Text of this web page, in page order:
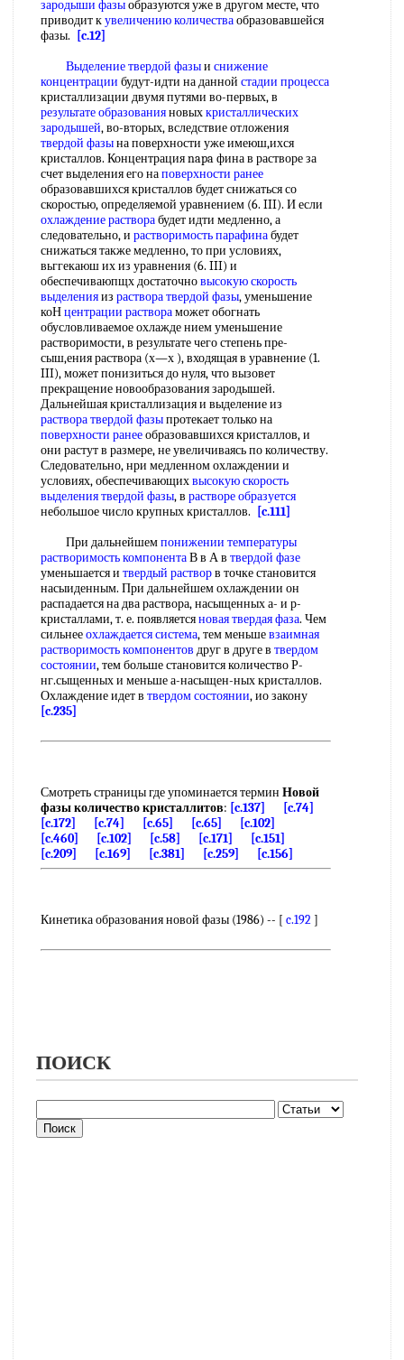
зародыши фазыобразуются уже в другом месте, что
приводит кувеличению количестваобразовавшейся
фазы.
[c.12]
Выделение твердой фазыи снижение
концентрации будут-идти на данной стадии процесса
кристаллизации двумя путями во-первых, в
результате образованияновыхкристаллических
зародышей, во-вторых, вследствие отложения
твердой фазына поверхности уже имеюш,ихся
кристаллов. Концентрация napa фина в растворе за
счет выделения его наповерхности ранее
образовавшихся кристаллов будет снижаться со
скоростью, определяемой уравнением (6. III). И если
охлаждение растворабудет идти медленно, а
следовательно, и растворимость парафинабудет
снижаться также медленно, то при условиях,
вьггекаюш их из уравнения (6. III) и
обеспечиваюпщх достаточновысокую скорость
выделенияиз раствора твердой фазы, уменьшение
коНцентрации раствораможет обогнать
обусловливаемое охлажде нием уменьшение
растворимости, в результате чего степень пре-
сыш,ения раствора (х—х ), входящая в уравнение (1.
III), может понизиться до нуля, что вызовет
прекращение новообразования зародышей.
Дальнейшая кристаллизация и выделение из
раствора твердой фазыпротекает только на
поверхности ранееобразовавшихся кристаллов, и
они растут в размере, не увеличиваясь по количеству.
Следовательно, нри медленном охлаждении и
условиях, обеспечивающихвысокую скорость
выделениятвердой фазы, в растворе образуется
небольшое число крупных кристаллов.
[c.111]
При дальнейшемпонижении температуры
растворимость компонентаВ в А в твердой фазе
уменьшается и твердый растворв точке становится
насыиденным. При дальнейшем охлаждении он
распадается на два раствора, насыщенных а- и р-
кристаллами, т. е. появляетсяновая твердая фаза. Чем
сильнееохлаждается система, тем меньшевзаимная
растворимость компонентов друг в друге в твердом
состоянии, тем больше становится количество Р-
нг.сыщенных и меньше а-насыщен-ных кристаллов.
Охлаждение идет в твердом состоянии, ио закону
[c.235]
Смотреть страницы где упоминается термин Новой
фазы количество кристаллитов: [c.137]
[c.74]
[c.172]
[c.74] [c.65] [c.65]
[c.102]
[c.460]
[c.102] [c.58] [c.171]
[c.151]
[c.209]
[c.169] [c.381] [c.259] [c.156]
Кинетика образования новой фазы (1986) -- [ c.192]
ПОИСК